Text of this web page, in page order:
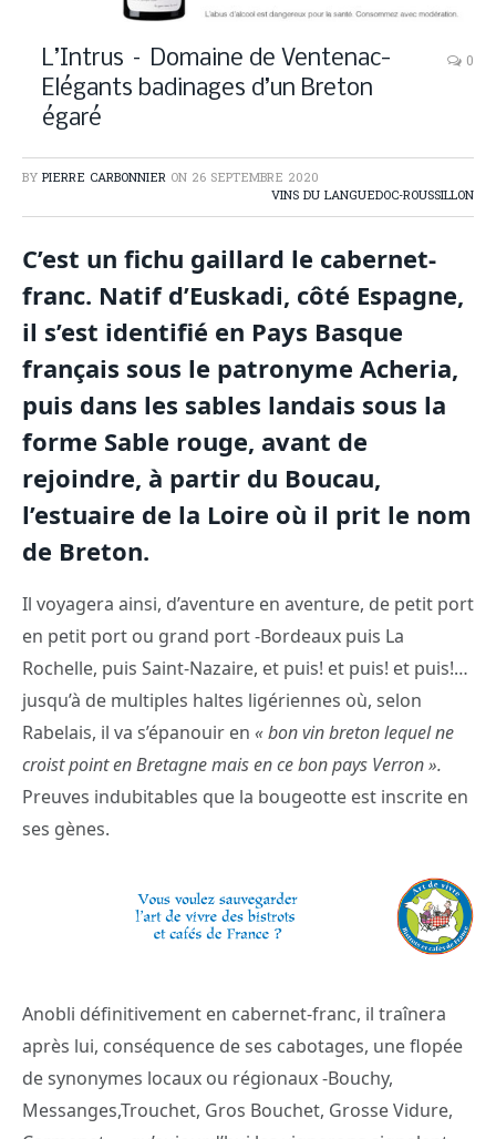
L’Intrus – Domaine de Ventenac-
Elégants badinages d’un Breton
égaré
0
BY PIERRE CARBONNIER ON 26 SEPTEMBRE 2020
VINS DU LANGUEDOC-ROUSSILLON
C’est un fichu gaillard le cabernet-
franc. Natif d’Euskadi, côté Espagne,
il s’est identifié en Pays Basque
français sous le patronyme Acheria,
puis dans les sables landais sous la
forme Sable rouge, avant de
rejoindre, à partir du Boucau,
l’estuaire de la Loire où il prit le nom
de Breton.
Il voyagera ainsi, d’aventure en aventure, de petit port
en petit port ou grand port -Bordeaux puis La
Rochelle, puis Saint-Nazaire, et puis! et puis! et puis!…
jusqu’à de multiples haltes ligériennes où, selon
Rabelais, il va s’épanouir en « bon vin breton lequel ne
croist point en Bretagne mais en ce bon pays Verron ».
Preuves indubitables que la bougeotte est inscrite en
ses gènes.
Anobli définitivement en cabernet-franc, il traînera
après lui, conséquence de ses cabotages, une flopée
de synonymes locaux ou régionaux -Bouchy,
Messanges,Trouchet, Gros Bouchet, Grosse Vidure,